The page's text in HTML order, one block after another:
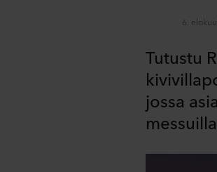
6.
Tutustu
jossa